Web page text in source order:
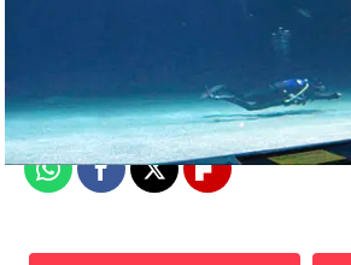
Publicado:25 de agosto de 2012,
WhatsappFacebook
X Flipboard